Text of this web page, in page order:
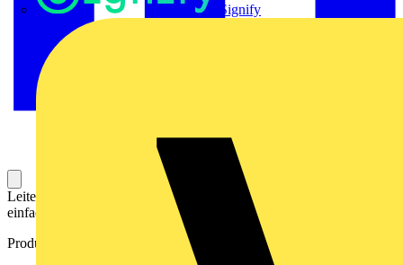
Signify
Leiterplattenklemme (Printklemme, Platinenklemme) für die
einfache und sichere Datenübertragung direkt auf die Leiterplatte.
Produktkennzeichen